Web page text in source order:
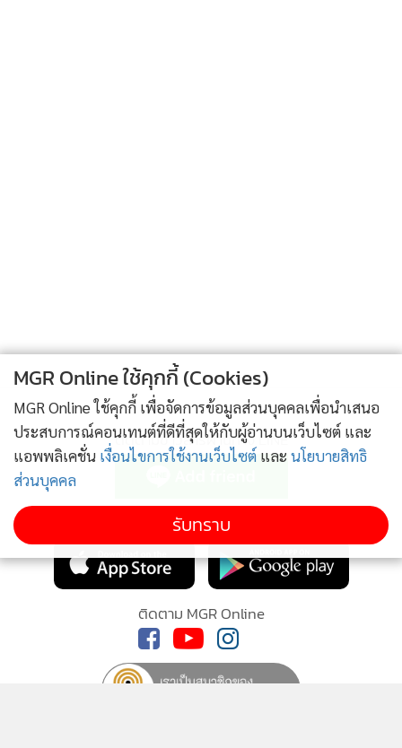
ติดตามข่าวสารผ่านทาง LINE
MGR Online Application
ติดตาม MGR Online
MGR Online ใช้คุกกี้ (Cookies)
MGR Online ใช้คุกกี้ เพื่อจัดการข้อมูลส่วนบุคคลเพื่อนำเสนอ
ประสบการณ์คอนเทนต์ที่ดีที่สุดให้กับผู้อ่านบนเว็บไซต์ และ
แอพพลิเคชั่น เงื่อนไขการใช้งานเว็บไซต์ และ นโยบายสิทธิ
ส่วนบุคคล
รับทราบ